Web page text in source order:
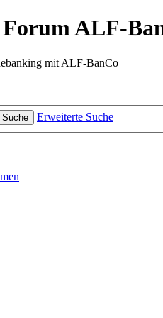
ALF-
mit ALF-BanCo
Suche Erweiterte Suche